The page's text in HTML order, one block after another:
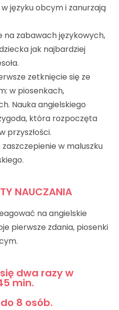
języku obcym i zanurzają
na zabawach językowych,
jak najbardziej
zetknięcie się ze
w piosenkach,
Nauka angielskiego
która rozpoczęta
przyszłości.
w maluszku
NAUCZANIA
na angielskie
pierwsze zdania, piosenki
dwa razy w
min.
8 osób.